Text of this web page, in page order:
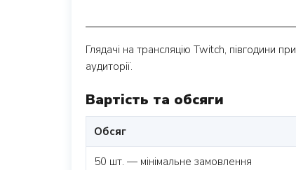
Глядачі на трансляцію Twitch, півгодини
аудиторії.
Вартість та обсяги
Обсяг
50 шт. — мінімальне замовлення